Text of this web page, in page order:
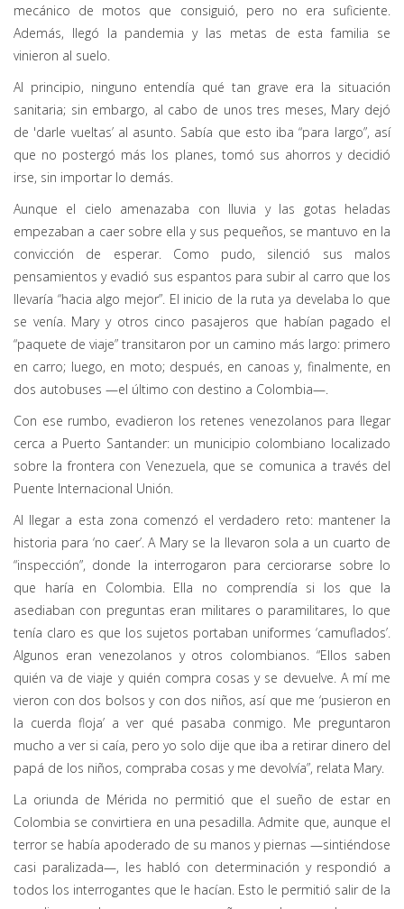
mecánico de motos que consiguió, pero no era suficiente.
Además, llegó la pandemia y las metas de esta familia se
vinieron al suelo.
Al principio, ninguno entendía qué tan grave era la situación
sanitaria; sin embargo, al cabo de unos tres meses, Mary dejó
de 'darle vueltas’ al asunto. Sabía que esto iba “para largo”, así
que no postergó más los planes, tomó sus ahorros y decidió
irse, sin importar lo demás.
Aunque el cielo amenazaba con lluvia y las gotas heladas
empezaban a caer sobre ella y sus pequeños, se mantuvo en la
convicción de esperar. Como pudo, silenció sus malos
pensamientos y evadió sus espantos para subir al carro que los
llevaría “hacia algo mejor”. El inicio de la ruta ya develaba lo que
se venía. Mary y otros cinco pasajeros que habían pagado el
“paquete de viaje” transitaron por un camino más largo: primero
en carro; luego, en moto; después, en canoas y, finalmente, en
dos autobuses —el último con destino a Colombia—.
Con ese rumbo, evadieron los retenes venezolanos para llegar
cerca a Puerto Santander: un municipio colombiano localizado
sobre la frontera con Venezuela, que se comunica a través del
Puente Internacional Unión.
Al llegar a esta zona comenzó el verdadero reto: mantener la
historia para ‘no caer’. A Mary se la llevaron sola a un cuarto de
“inspección”, donde la interrogaron para cerciorarse sobre lo
que haría en Colombia. Ella no comprendía si los que la
asediaban con preguntas eran militares o paramilitares, lo que
tenía claro es que los sujetos portaban uniformes ‘camuflados’.
Algunos eran venezolanos y otros colombianos. “Ellos saben
quién va de viaje y quién compra cosas y se devuelve. A mí me
vieron con dos bolsos y con dos niños, así que me ‘pusieron en
la cuerda floja’ a ver qué pasaba conmigo. Me preguntaron
mucho a ver si caía, pero yo solo dije que iba a retirar dinero del
papá de los niños, compraba cosas y me devolvía”, relata Mary.
La oriunda de Mérida no permitió que el sueño de estar en
Colombia se convirtiera en una pesadilla. Admite que, aunque el
terror se había apoderado de su manos y piernas —sintiéndose
casi paralizada—, les habló con determinación y respondió a
todos los interrogantes que le hacían. Esto le permitió salir de la